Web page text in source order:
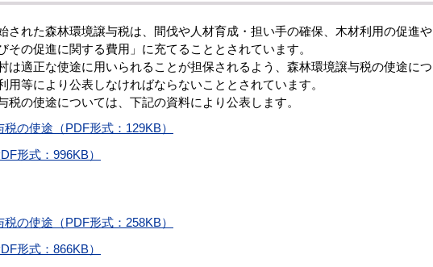
れた森林環境譲与税は、間伐や人材育成・担い手の確保、木材利用の促進や
その促進に関する費用」に充てることとされています。
適正な使途に用いられることが担保されるよう、森林環境譲与税の使途につ
用等により公表しなければならないこととされています。
の使途については、下記の資料により公表します。
の使途（PDF形式：129KB）
形式：996KB）
の使途（PDF形式：258KB）
形式：866KB）